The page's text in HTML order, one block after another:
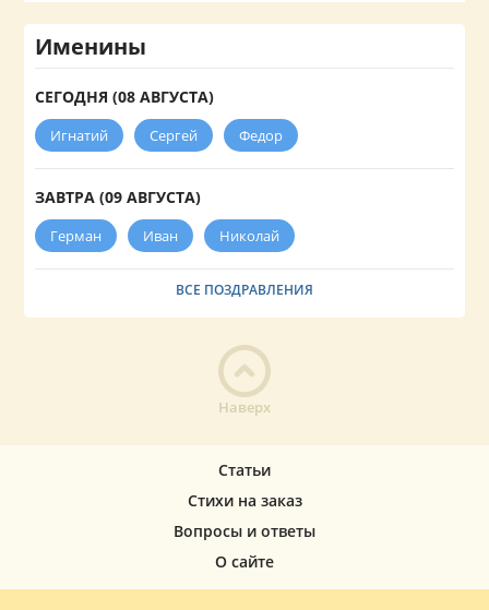
Именины
СЕГОДНЯ (08 АВГУСТА)
Игнатий Сергей Федор
ЗАВТРА (09 АВГУСТА)
Герман Иван Николай
ВСЕ ПОЗДРАВЛЕНИЯ
Наверх
Статьи
Стихи на заказ
Вопросы и ответы
О сайте